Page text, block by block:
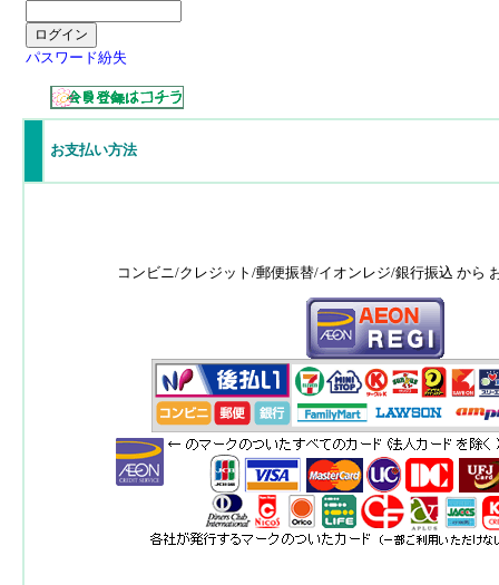
パスワード紛失
お支払い方法
コンビニ/クレジット/郵便振替/イオンレジ/銀行振込 から